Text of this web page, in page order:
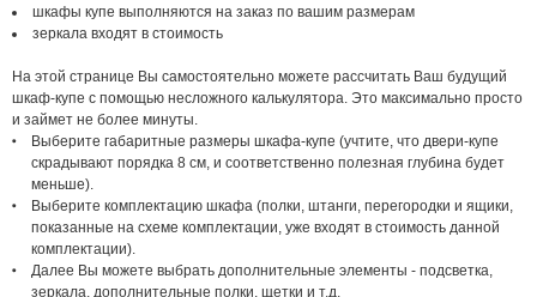
шкафы купе выполняются на заказ по вашим размерам
зеркала входят в стоимость
На этой странице Вы самостоятельно можете рассчитать Ваш будущий
шкаф-купе с помощью несложного калькулятора. Это максимально просто
и займет не более минуты.
Выберите габаритные размеры шкафа-купе (учтите, что двери-купе
скрадывают порядка 8 см, и соответственно полезная глубина будет
меньше).
Выберите комплектацию шкафа (полки, штанги, перегородки и ящики,
показанные на схеме комплектации, уже входят в стоимость данной
комплектации).
Далее Вы можете выбрать дополнительные элементы - подсветка,
зеркала, дополнительные полки, щетки и т.д.